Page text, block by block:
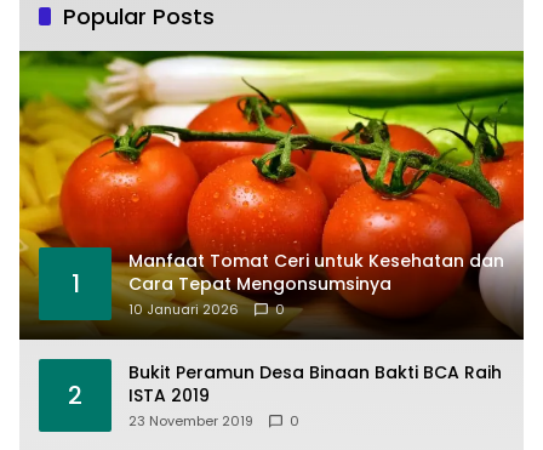
Popular Posts
1
Manfaat Tomat Ceri untuk Kesehatan dan
Cara Tepat Mengonsumsinya
10 Januari 2026 0
2
Bukit Peramun Desa Binaan Bakti BCA Raih
ISTA 2019
23 November 2019 0